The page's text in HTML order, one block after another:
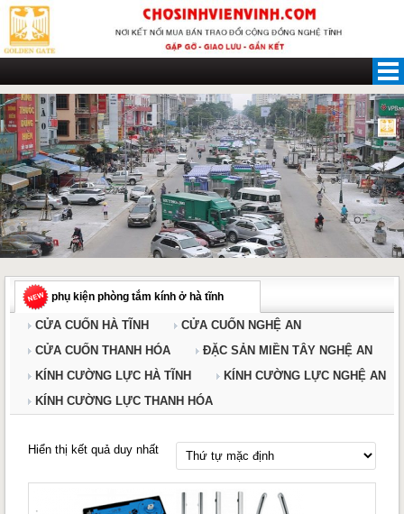
Skip
content
phụ kiện phòng tắm kính ở hà tĩnh
CỬA CUỐN HÀ TĨNH
CỬA CUỐN NGHỆ AN
CỬA CUỐN THANH HÓA
ĐẶC SẢN MIỀN TÂY NGHỆ AN
KÍNH CƯỜNG LỰC HÀ TĨNH
KÍNH CƯỜNG LỰC NGHỆ AN
KÍNH CƯỜNG LỰC THANH HÓA
Hiển thị kết quả duy nhất